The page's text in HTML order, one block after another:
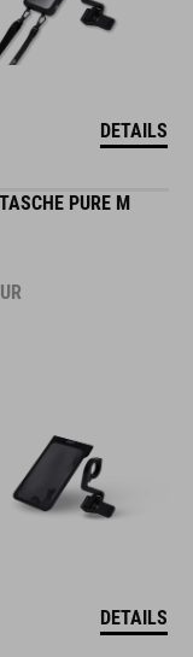
DETAILS
PURE M
DETAILS